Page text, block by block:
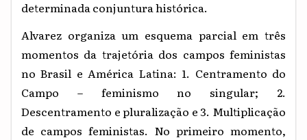
determinada conjuntura histórica.
Alvarez organiza um esquema parcial em três
momentos da trajetória dos campos feministas
no Brasil e América Latina: 1. Centramento do
Campo – feminismo no singular; 2.
Descentramento e pluralização e 3. Multiplicação
de campos feministas. No primeiro momento,